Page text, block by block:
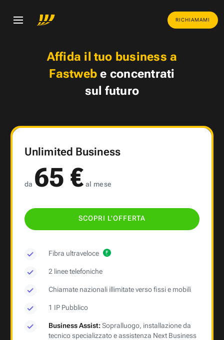
RICHIAMAMI
Affida il tuo business a
Fastweb e concentrati
sul futuro
Unlimited Business
da 65 € al mese
SCOPRI L'OFFERTA
Fibra ultraveloce
2 linee telefoniche
Chiamate nazionali illimitate verso fissi e mobili
1 IP Pubblico
Business Assist:Sopralluogo, installazione da
tecnico specializzato e assistenza Next Business